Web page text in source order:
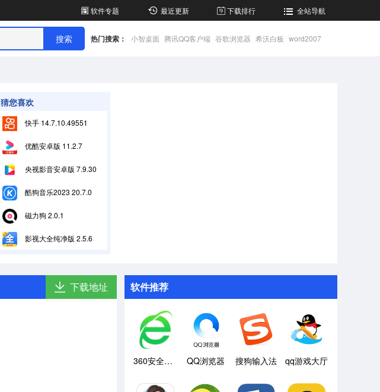
软件专题 最近更新 下载排行 全站导航
热门搜索： 小智桌面 腾讯QQ客户端 谷歌浏览器 希沃白板 word2007
猜您喜欢
快手 14.7.10.49551
优酷安卓版 11.2.7
央视影音安卓版 7.9.30
酷狗音乐2023 20.7.0
磁力狗 2.0.1
影视大全纯净版 2.5.6
下载地址 软件推荐
360安全浏览器 QQ浏览器 搜狗输入法 qq游戏大厅